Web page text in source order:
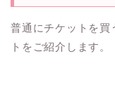
普通にチケットを買
トをご紹介します。